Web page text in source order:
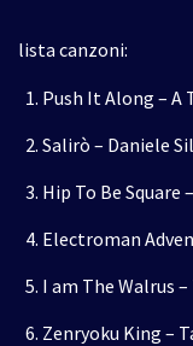
lista canzoni:
Push It Along – A
Salirò – Daniele
Hip To Be Square
Electroman
I am The Walrus
Zenryoku King –